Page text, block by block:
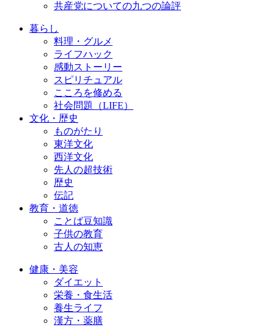
共産党についての九つの論評
暮らし
料理・グルメ
ライフハック
感動ストーリー
スピリチュアル
こころを修める
社会問題（LIFE）
文化・歴史
ものがたり
東洋文化
西洋文化
先人の超技術
歴史
伝記
教育・道徳
ことば豆知識
子供の教育
古人の知恵
健康・美容
ダイエット
栄養・食生活
養生ライフ
漢方・薬膳